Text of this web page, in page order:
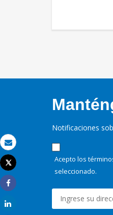
Correo electrónico
Imprimir
Tweet
Share
Notificaciones
Acepto los
seleccionado.